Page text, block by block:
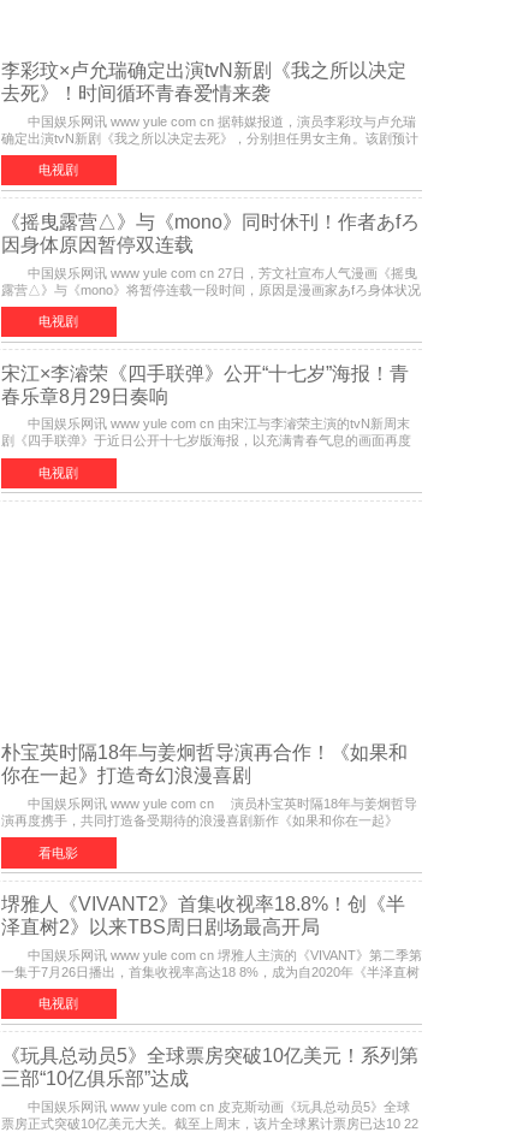
李彩玟×卢允瑞确定出演tvN新剧《我之所以决定
去死》！时间循环青春爱情来袭
中国娱乐网讯 www yule com cn 据韩媒报道，演员李彩玟与卢允瑞
确定出演tvN新剧《我之所以决定去死》，分别担任男女主角。该剧预计
将于明年播出，引发观众期待。 本剧改编自NAVER同名人气
电视剧
《摇曳露营△》与《mono》同时休刊！作者あfろ
因身体原因暂停双连载
中国娱乐网讯 www yule com cn 27日，芳文社宣布人气漫画《摇曳
露营△》与《mono》将暂停连载一段时间，原因是漫画家あfろ身体状况
不佳。 编辑部表示：一直承蒙各位对《mono》的喜爱，
电视剧
宋江×李濬荣《四手联弹》公开“十七岁”海报！青
春乐章8月29日奏响
中国娱乐网讯 www yule com cn 由宋江与李濬荣主演的tvN新周末
剧《四手联弹》于近日公开十七岁版海报，以充满青春气息的画面再度
点燃观众期待。 海报中，宋江与李濬荣并肩站在音乐教室的
电视剧
朴宝英时隔18年与姜炯哲导演再合作！《如果和
你在一起》打造奇幻浪漫喜剧
中国娱乐网讯 www yule com cn 演员朴宝英时隔18年与姜炯哲导
演再度携手，共同打造备受期待的浪漫喜剧新作《如果和你在一起》
（暂定名）。据OSEN报道，朴宝英将出演该片女主角，自2008年《
看电影
堺雅人《VIVANT2》首集收视率18.8%！创《半
泽直树2》以来TBS周日剧场最高开局
中国娱乐网讯 www yule com cn 堺雅人主演的《VIVANT》第二季第
一集于7月26日播出，首集收视率高达18 8%，成为自2020年《半泽直树
2》首集22%以来，TBS周日剧场最高开播收视纪录。 考虑到
电视剧
《玩具总动员5》全球票房突破10亿美元！系列第
三部“10亿俱乐部”达成
中国娱乐网讯 www yule com cn 皮克斯动画《玩具总动员5》全球
票房正式突破10亿美元大关。截至上周末，该片全球累计票房已达10 22